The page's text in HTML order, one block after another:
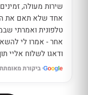
שירות מעולה,
אחד שלא תאם את
טלפונית ואמרתי
אחר - אמרו לי
ודאגו לשלוח אליי
Google · ביקורת מאומתת